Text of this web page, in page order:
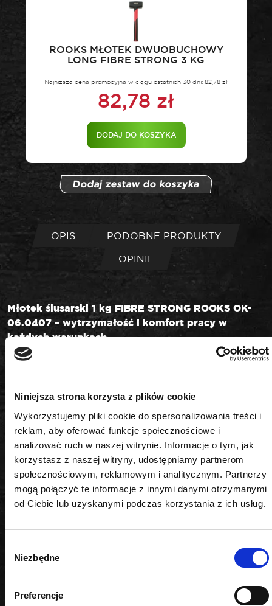
Niniejsza strona korzysta z plików cookie
Wykorzystujemy pliki cookie do spersonalizowania treści i
reklam, aby oferować funkcje społecznościowe i
analizować ruch w naszej witrynie. Informacje o tym, jak
korzystasz z naszej witryny, udostępniamy partnerom
społecznościowym, reklamowym i analitycznym. Partnerzy
mogą połączyć te informacje z innymi danymi otrzymanymi
od Ciebie lub uzyskanymi podczas korzystania z ich usług.
zgody
Niezbędne
Preferencje
ROOKS MŁOTEK DWUOBUCHOWY
LONG FIBRE STRONG 3 KG
Najniższa cena promocyjna w ciągu ostatnich 30 dni: 82,78 zł
82,78 zł
DODAJ DO KOSZYKA
Dodaj zestaw do koszyka
OPIS
PODOBNE PRODUKTY
OPINIE
Młotek ślusarski 1 kg FIBRE STRONG ROOKS OK-
06.0407 – wytrzymałość i komfort pracy w
każdych warunkach
ROOKS OK-06.0407 to profesjonalny młotek
najbardziej wymagających użytkownikach. Dzięki
zastosowaniu nowoczesnego trzonka FIBRE
STRONG z włókna szklanego, narzędzie wyróżnia
sięwyjątkową wytrzymałościąoraz odpornością na
uszkodzenia mechaniczne i pęknięcia. Ergonomiczna,
antypoślizgowa rękojeść zapewniamaksymalny
komfort pracynawet podczas długotrwałego
użytkowania.
• Numer produktu: OK-06.0407
• Materiał obucha: wysokiej jakości stal hartowana –
odkształcenia